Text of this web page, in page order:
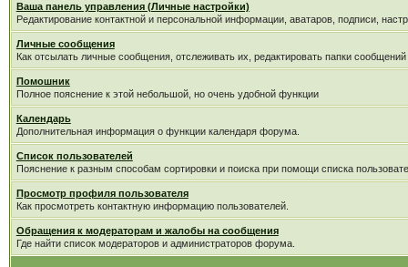
Ваша панель управления (Личные настройки)
Редактирование контактной и персональной информации, аватаров, подписи,
Личные сообщения
Как отсылать личные сообщения, отслеживать их, редактировать папки
Помошник
Полное пояснение к этой небольшой, но очень удобной функции
Календарь
Дополнительная информация о функции календаря форума.
Список пользователей
Пояснение к разным способам сортировки и поиска при помощи списка
Просмотр профиля пользователя
Как просмотреть контактную информацию пользователей.
Обращения к модераторам и жалобы на сообщения
Где найти список модераторов и администраторов форума.